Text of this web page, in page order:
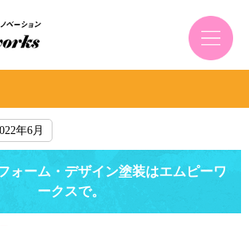
年6月
ォーム・デザイン塗装はエムピーワ
ークスで。